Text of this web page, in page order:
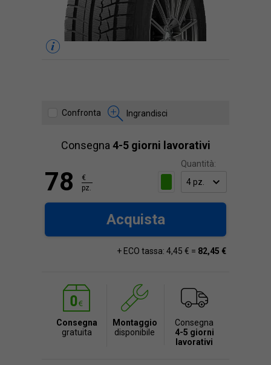
Confronta Ingrandisci
Consegna 4-5 giorni lavorativi
Quantità:
78
€
pz.
Acquista
+ ECO tassa: 4,45 € = 82,45 €
Consegna
gratuita
Montaggio
disponibile
Consegna
4-5 giorni
lavorativi